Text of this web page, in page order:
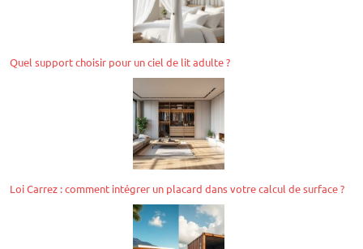
à des vitesses différentes et
dans des sens opposés, le
Moving Mirror 6 est capable de
générer un impressionnant
effet de boule à facettes, avec
des motifs en...
Quel support choisir pour un ciel de lit adulte ?
Loi Carrez : comment intégrer un placard dans votre calcul de surface ?